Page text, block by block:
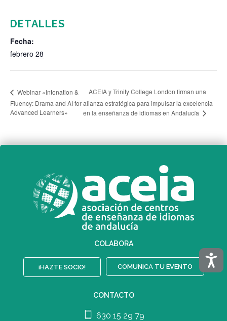
DETALLES
Fecha:
febrero 28
Webinar «Intonation &
Fluency: Drama and AI for
Advanced Learners»
ACEIA y Trinity College London firman una
alianza estratégica para impulsar la excelencia
en la enseñanza de idiomas en Andalucía
COLABORA
¡HAZTE SOCIO! COMUNICA TU EVENTO
CONTACTO
630 15 29 79